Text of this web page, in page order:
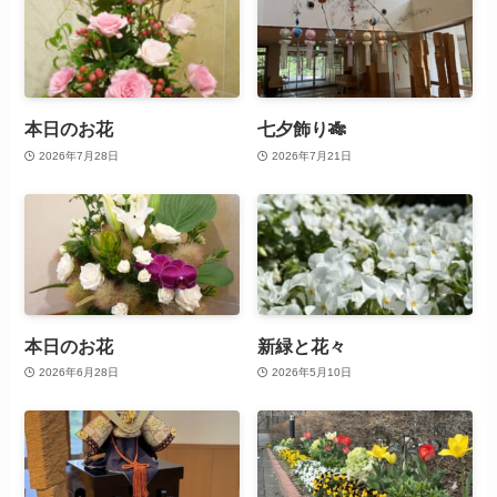
本日のお花
2026年7月28日
七夕飾り🎋
2026年7月21日
本日のお花
2026年6月28日
新緑と花々
2026年5月10日